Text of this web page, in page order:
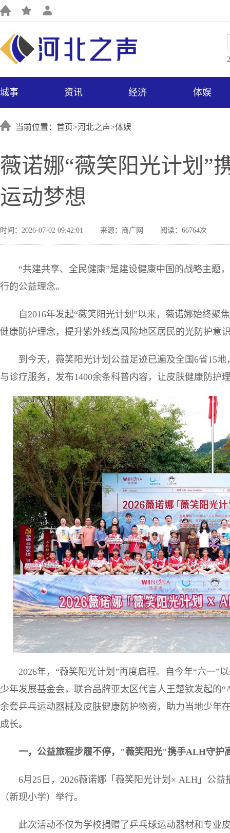
城事 资讯 经济 体娱
当前位置：首页>河北之声>体娱
薇诺娜“薇笑阳光计划”
运动梦想
时间：2026-07-02 09:42:01 来源：商广网 阅读：66764次
“共建共享、全民健康”是建设健康中国的战略主题
行的公益理念。
自2016年发起“薇笑阳光计划”以来，薇诺娜始终聚
健康防护理念，提升紫外线高风险地区居民的光防护意
到今天，薇笑阳光计划公益足迹已遍及全国6省15
与诊疗服务，发布1400余条科普内容，让皮肤健康防护
2026年，“薇笑阳光计划”再度启程。自今年“六一”
少年发展基金会，联合品牌亚太区代言人王楚钦发起的
余套乒乓运动器械及皮肤健康防护物资，助力当地少年
成长。
一，公益旅程步履不停，"薇笑阳光"携手ALH守护
6月25日，2026薇诺娜「薇笑阳光计划× ALH」公
（新现小学）举行。
此次活动不仅为学校捐赠了乒乓球运动器材和专业